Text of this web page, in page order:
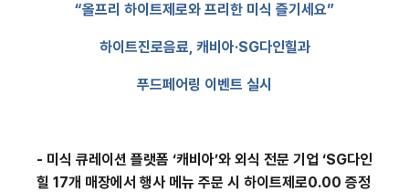
“올프리 하이트제로와 프리한 미식 즐기세요”
하이트진로음료, 캐비아·SG다인힐과
푸드페어링 이벤트 실시
- 미식 큐레이션 플랫폼 ‘캐비아’와 외식 전문 기업 ‘SG다인
힐 17개 매장에서 행사 메뉴 주문 시 하이트제로0.00 증정